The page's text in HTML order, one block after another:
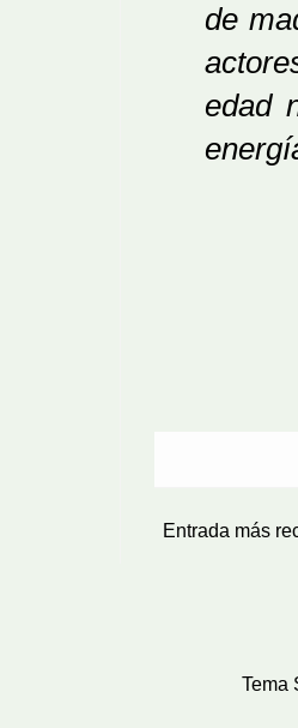
de
edad
Entrada más
Tema